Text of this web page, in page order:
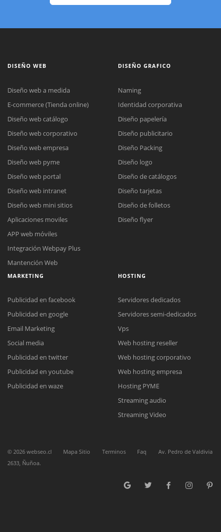
Reunión online
Nuestros ejecutivos le enviarán un correo electrónico con el enlace a
Meet para la reunión online.
Cotización
Complete el formulario y nos contactaremos a la brevedad.
Chat Online
para enviarnos un correo electrónico con sus datos personales.
DISEÑO WEB
Diseño web a medida
E-commerce (Tienda online)
Diseño web catálogo
Diseño web corporativo
Diseño web empresa
Diseño web pyme
Diseño web portal
Diseño web intranet
Diseño web mini sitios
Aplicaciones moviles
APP web móviles
Integración Webpay Plus
Mantención Web
DISEÑO GRAFICO
Naming
Identidad corporativa
Diseño papelería
Diseño publicitario
Diseño Packing
Diseño logo
Diseño de catálogos
Diseño tarjetas
Diseño de folletos
Diseño flyer
MARKETING
Publicidad en facebook
Publicidad en google
Email Marketing
Social media
Publicidad en twitter
Publicidad en youtube
Publicidad en waze
HOSTING
Servidores dedicados
Servidores semi-dedicados
Vps
Web hosting reseller
Web hosting corporativo
Web hosting empresa
Hosting PYME
Streaming audio
Streaming Video
© 2026 webseo.cl Mapa Sitio Terminos Faq
Av. Pedro de Valdivia
2633, Ñuñoa.